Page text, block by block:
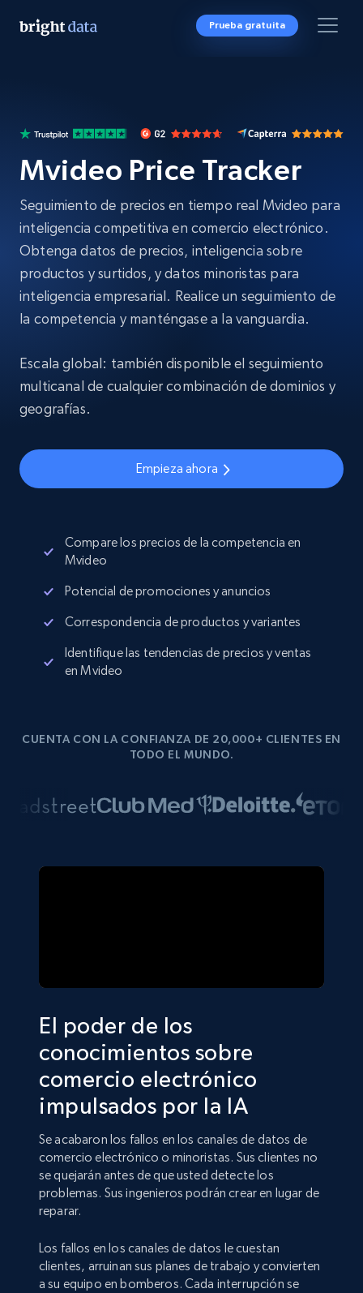
Prueba gratuita
Mvideo Price Tracker
Seguimiento de precios en tiempo real Mvideo para
inteligencia competitiva en comercio electrónico.
Obtenga datos de precios, inteligencia sobre
productos y surtidos, y datos minoristas para
inteligencia empresarial. Realice un seguimiento de
la competencia y manténgase a la vanguardia.
Escala global: también disponible el seguimiento
multicanal de cualquier combinación de dominios y
geografías.
Empieza ahora
Compare los precios de la competencia en
Mvideo
Potencial de promociones y anuncios
Correspondencia de productos y variantes
Identifique las tendencias de precios y ventas
en Mvideo
CUENTA CON LA CONFIANZA DE 20,000+ CLIENTES EN
TODO EL MUNDO.
El poder de los
conocimientos sobre
comercio electrónico
impulsados por la IA
Se acabaron los fallos en los canales de datos de
comercio electrónico o minoristas. Sus clientes no
se quejarán antes de que usted detecte los
problemas. Sus ingenieros podrán crear en lugar de
reparar.
Los fallos en los canales de datos le cuestan
clientes, arruinan sus planes de trabajo y convierten
a su equipo en bomberos. Cada interrupción se